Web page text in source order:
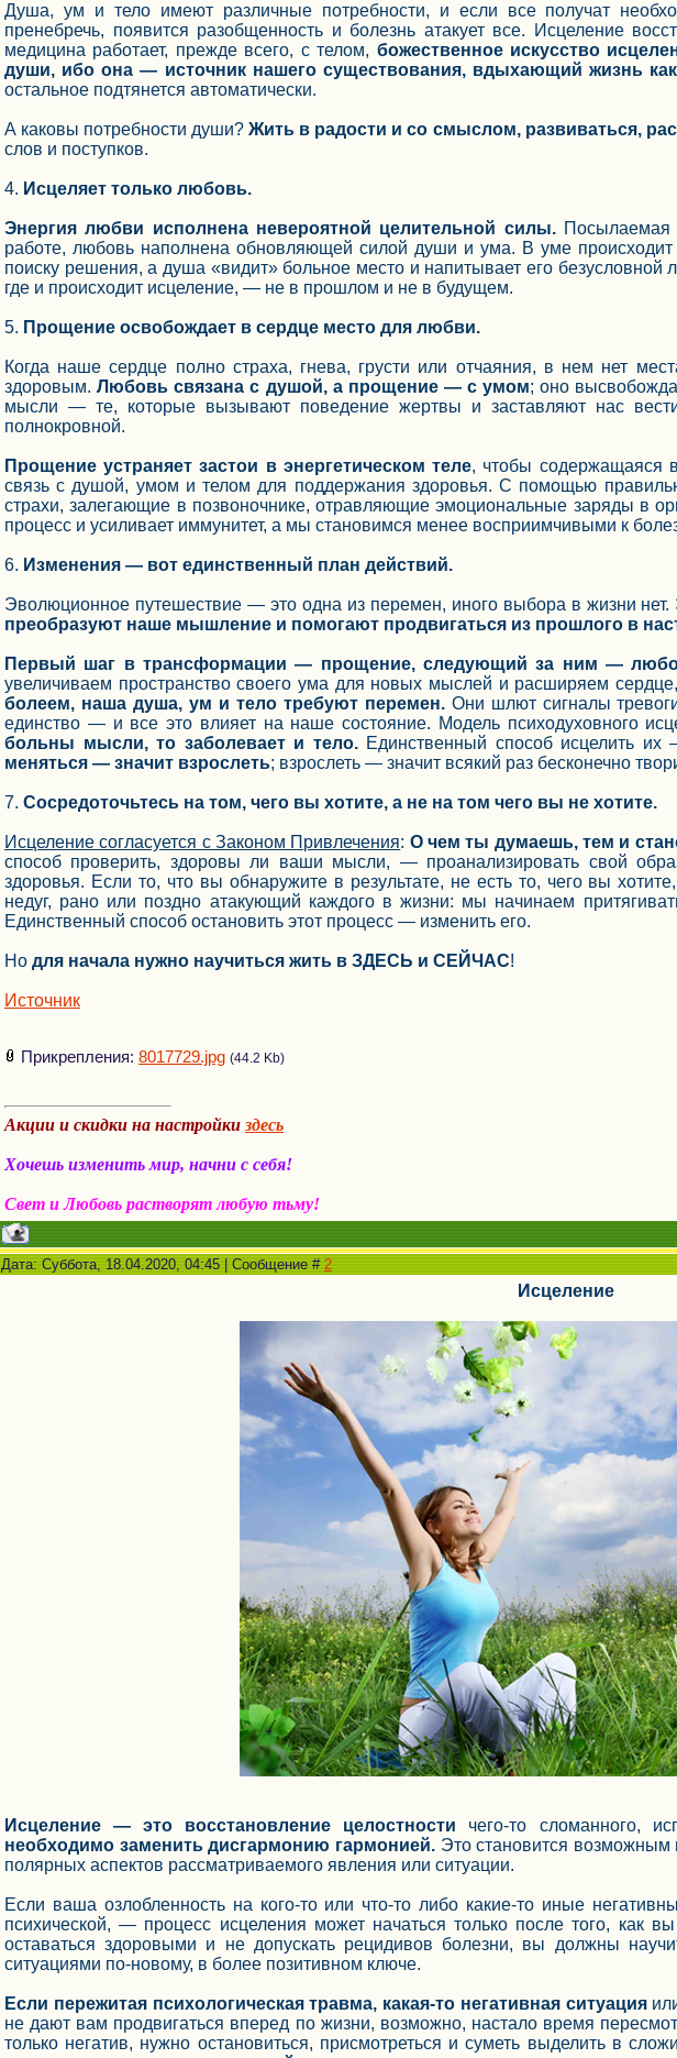
Душа, ум и тело имеют различные потребности, и если все получат
пренебречь, появится разобщенность и болезнь атакует все. Исцеление
медицина работает, прежде всего, с телом, божественное искусство
души, ибо она — источник нашего существования, вдыхающий жизнь
остальное подтянется автоматически.
А каковы потребности души?Жить в радости и со смыслом, развиваться,
слов и поступков.
4. Исцеляет только любовь.
Энергия любви исполнена невероятной целительной силы.Посылаемая
работе, любовь наполнена обновляющей силой души и ума. В уме
поиску решения, а душа «видит» больное место и напитывает его
где и происходит исцеление, — не в прошлом и не в будущем.
5. Прощение освобождает в сердце место для любви.
Когда наше сердце полно страха, гнева, грусти или отчаяния, в нем нет
здоровым.Любовь связана с душой, а прощение — с умом; оно
мысли — те, которые вызывают поведение жертвы и заставляют нас
полнокровной.
Прощение устраняет застои в энергетическом теле, чтобы содержащаяся
связь с душой, умом и телом для поддержания здоровья. С помощью
страхи, залегающие в позвоночнике, отравляющие эмоциональные заряды в
процесс и усиливает иммунитет, а мы становимся менее восприимчивыми к
6. Изменения — вот единственный план действий.
Эволюционное путешествие — это одна из перемен, иного выбора в жизни
преобразуют наше мышление и помогают продвигаться из прошлого в
Первый шаг в трансформации — прощение, следующий за ним —
увеличиваем пространство своего ума для новых мыслей и расширяем
болеем, наша душа, ум и тело требуют перемен.Они шлют сигналы
единство — и все это влияет на наше состояние. Модель психодуховного
больны мысли, то заболевает и тело.Единственный способ исцелить
меняться — значит взрослеть; взрослеть — значит всякий раз бесконечно
7. Сосредоточьтесь на том, чего вы хотите, а не на том чего вы не хотите.
Исцеление согласуется с Законом Привлечения: О чем ты думаешь, тем и
способ проверить, здоровы ли ваши мысли, — проанализировать свой
здоровья. Если то, что вы обнаружите в результате, не есть то, чего вы
недуг, рано или поздно атакующий каждого в жизни: мы начинаем
Единственный способ остановить этот процесс — изменить его.
Но для начала нужно научиться жить в ЗДЕСЬ и СЕЙЧАС!
Источник
Прикрепления: 8017729.jpg (44.2 Kb)
Акции и скидки на настройки здесь
Хочешь изменить мир, начни с себя!
Свет и Любовь растворят любую тьму!
Дата: Суббота, 18.04.2020, 04:45 | Сообщение # 2
Исцеление
Исцеление — это восстановление целостности чего-то сломанного,
необходимо заменить дисгармонию гармонией.Это становится возможным
полярных аспектов рассматриваемого явления или ситуации.
Если ваша озлобленность на кого-то или что-то либо какие-то иные
психической, — процесс исцеления может начаться только после того, как
оставаться здоровыми и не допускать рецидивов болезни, вы должны
ситуациями по-новому, в более позитивном ключе.
Если пережитая психологическая травма, какая-то негативная ситуация
не дают вам продвигаться вперед по жизни, возможно, настало время
только негатив, нужно остановиться, присмотреться и суметь выделить в